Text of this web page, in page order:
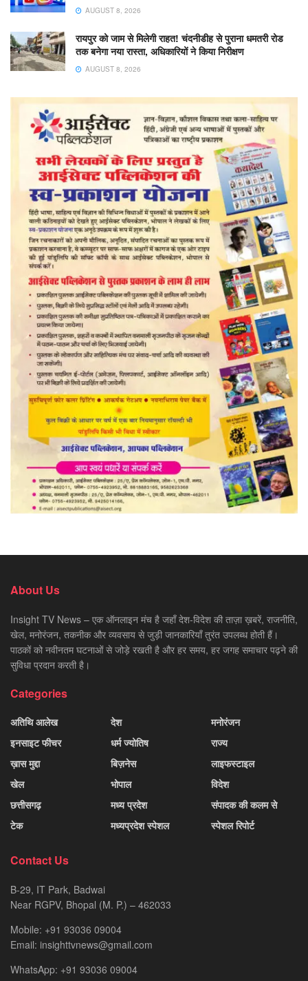
AUGUST 8, 2026
रायपुर को जाम से मिलेगी राहत! चंदनीडीह से पुराना धमतरी रोड
तक बनेगा नया रास्ता, अधिकारियों ने किया निरीक्षण
AUGUST 8, 2026
About Us
Insight TV News – एक ऑनलाइन मंच है जहाँ देश-विदेश की ताज़ा ख़बरें, राजनीति,
खेल, मनोरंजन, तकनीक और व्यवसाय से जुड़ी जानकारियाँ तुरंत उपलब्ध होती हैं।
पाठकों को नवीनतम घटनाओं से जोड़े रखती है और हर समय, हर जगह समाचार पढ़ने की
सुविधा प्रदान करती है।
Categories
अतिथि आलेख
इनसाइट फीचर
ख़ास मुद्दा
खेल
छत्तीसगढ़
टेक
देश
धर्म ज्योतिष
बिज़नेस
भोपाल
मध्य प्रदेश
मध्यप्रदेश स्पेशल
मनोरंजन
राज्य
लाइफस्टाइल
विदेश
संपादक की कलम से
स्पेशल रिपोर्ट
Contact Us
B-29, IT Park, Badwai
Near RGPV, Bhopal (M. P.) – 462033
Mobile: +91 93036 09004
Email: insighttvnews@gmail.com
WhatsApp: +91 93036 09004